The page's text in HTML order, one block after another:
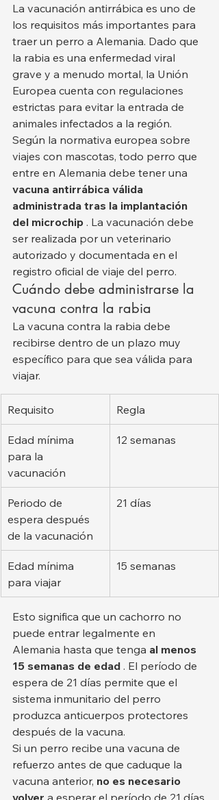
La vacunación antirrábica es uno de
los requisitos más importantes para
traer un perro a Alemania. Dado que
la rabia es una enfermedad viral
grave y a menudo mortal, la Unión
Europea cuenta con regulaciones
estrictas para evitar la entrada de
animales infectados a la región.
Según la normativa europea sobre
viajes con mascotas, todo perro que
entre en Alemania debe tener una
vacuna antirrábica válida
administrada tras la implantación
del microchip . La vacunación debe
ser realizada por un veterinario
autorizado y documentada en el
registro oficial de viaje del perro.
Cuándo debe administrarse la
vacuna contra la rabia
La vacuna contra la rabia debe
recibirse dentro de un plazo muy
específico para que sea válida para
viajar.
Requisito Regla
Edad mínima
para la
vacunación
12 semanas
Periodo de
espera después
de la vacunación
21 días
Edad mínima
para viajar
15 semanas
Esto significa que un cachorro no
puede entrar legalmente en
Alemania hasta que tenga al menos
15 semanas de edad . El período de
espera de 21 días permite que el
sistema inmunitario del perro
produzca anticuerpos protectores
después de la vacuna.
Si un perro recibe una vacuna de
refuerzo antes de que caduque la
vacuna anterior, no es necesario
volver a esperar el período de 21 días.